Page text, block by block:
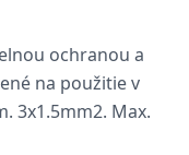
ochranou a
na použitie v
3x1.5mm2. Max.